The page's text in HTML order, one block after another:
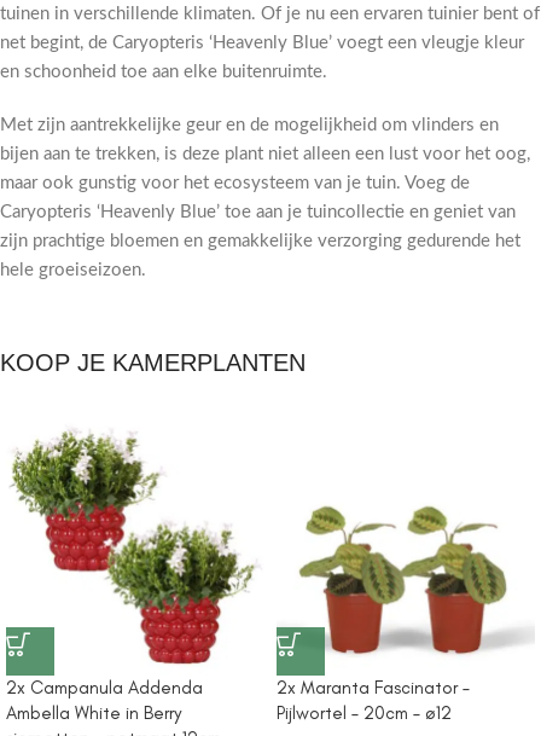
tuinen in verschillende klimaten. Of je nu een ervaren tuinier bent of
net begint, de Caryopteris ‘Heavenly Blue’ voegt een vleugje kleur
en schoonheid toe aan elke buitenruimte.
Met zijn aantrekkelijke geur en de mogelijkheid om vlinders en
bijen aan te trekken, is deze plant niet alleen een lust voor het oog,
maar ook gunstig voor het ecosysteem van je tuin. Voeg de
Caryopteris ‘Heavenly Blue’ toe aan je tuincollectie en geniet van
zijn prachtige bloemen en gemakkelijke verzorging gedurende het
hele groeiseizoen.
KOOP JE KAMERPLANTEN
2x Campanula Addenda
Ambella White in Berry
2x Maranta Fascinator –
Pijlwortel – 20cm – ø12